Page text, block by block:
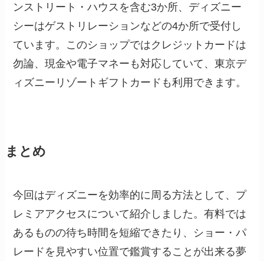
ンストリート・ハウスを含む3か所、ディズニー
シーはゲストリレーションなどの4か所で受付し
ています。このショップではクレジットカードは
勿論、現金や電子マネーも対応していて、東京デ
ィズニーリゾートギフトカードも利用できます。
まとめ
今回はディズニーを効率的に周る方法として、プ
レミアアクセスについて紹介しました。有料では
あるものの待ち時間を短縮できたり、ショー・パ
レードを見やすい位置で鑑賞することが出来る夢